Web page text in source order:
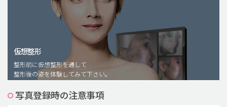
脂肪注入(アンチエイジング)
豊胸手術・バストアップ
プチ整形
仮想整形
整形前に仮想整形を通して
整形後の姿を体験してみて下さい。
写真登録時の注意事項